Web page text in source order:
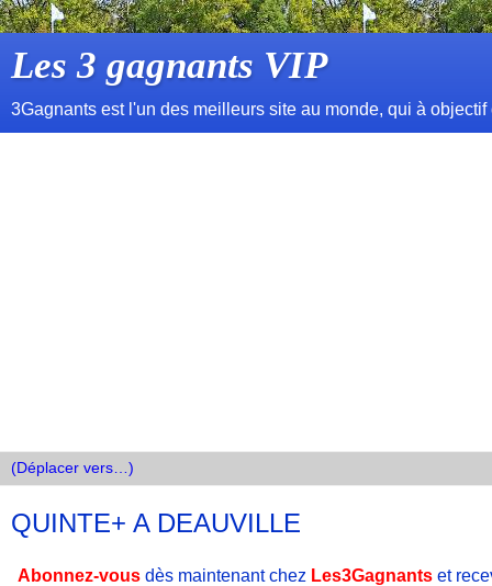
Les 3 gagnants VIP
3Gagnants est l'un des meilleurs site au monde, qui à
QUINTE+ A DEAUVILLE
Abonnez-vous dès maintenant chez Les3Gagnants et